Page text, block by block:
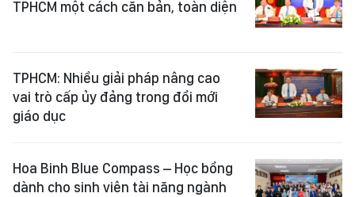
TPHCM một cách căn bản, toàn diện
TPHCM: Nhiều giải pháp nâng cao
vai trò cấp ủy đảng trong đổi mới
giáo dục
Hoa Binh Blue Compass – Học bổng
dành cho sinh viên tài năng ngành